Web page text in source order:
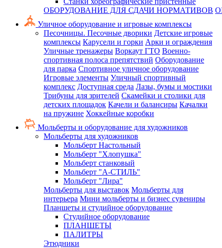
ОБОРУДОВАНИЕ ДЛЯ СДАЧИ НОРМАТИВОВ
Уличное оборудование и игровые комплексы
Песочницы. Песочные дворики Детские игровые
комплексы Карусели и горки Арки и ограждения
Уличные тренажеры Воркаут ГТО Военно-
спортивная полоса препятствий Оборудование
для парка Спортивное уличное оборудование
Игровые элементы Уличный спортивный
комплекс Доступная среда Лазы, бумы и мостики
Трибуны для зрителей Скамейки и столики для
детских площадок Качели и балансиры Качалки
на пружине Хоккейные коробки
Мольберты и оборудование для художников
Мольберты для художников
Мольберт Настольный
Мольберт "Хлопушка"
Мольберт станковый
Мольберт "А-СТИЛЬ"
Мольберт "Лира"
Мольберты для выставок Мольберты для
интерьера Мини мольберты и бизнес сувениры
Планшеты и студийное оборудование
Студийное оборудование
ПЛАНШЕТЫ
ПАЛИТРЫ
Этюдники